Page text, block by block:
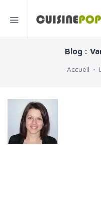
Blog :
Accueil